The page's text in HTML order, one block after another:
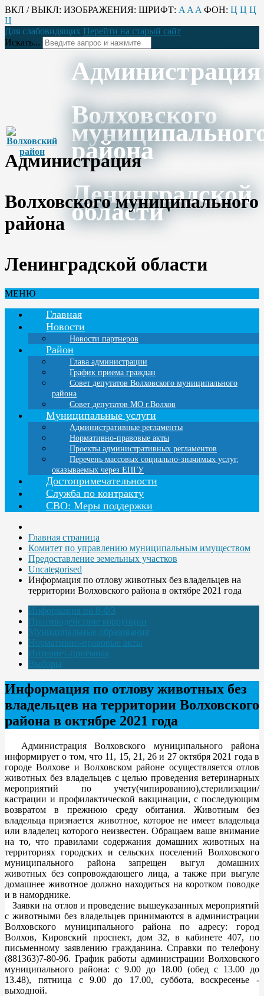
ВКЛ / ВЫКЛ: ИЗОБРАЖЕНИЯ: ШРИФТ: A A A ФОН: Ц Ц Ц
Ц
Для слабовидящих Перейти на старый сайт
Искать...
Администрация
Волховского
района
Ленинградской
области
Администрация
Волховского муниципального
района
Ленинградской области
МЕНЮ
Главная
Новости
Новости партнеров
Район
Глава администрации
График приема граждан
Совет депутатов Волховского муниципального
района
Совет депутатов МО г.Волхов
Муниципальные услуги
Административные регламенты
Нормативно-правовые акты
Проекты административных регламентов
Перечень массовых социально-значимых услуг,
оказываемых через ЕПГУ
Достопримечательности
Служба по контракту
СВО: Меры поддержки
Главная страница
Комитет по управлению муниципальным имуществом
Предоставление земельных участков
Uncategorised
Информация по отлову животных без владельцев на
территории Волховского района в октябре 2021 года
Информация по 8-ФЗ
Противодействие коррупции
Муниципальные образования
Нормативно-правовые акты
Интернет-приёмная
Выборы
Информация по отлову животных без
владельцев на территории Волховского
района в октябре 2021 года
Администрация Волховского муниципального района
информирует о том, что 11, 15, 21, 26 и 27 октября 2021 года в
городе Волхове и Волховском районе осуществляется отлов
животных без владельцев с целью проведения ветеринарных
мероприятий по учету(чипированию),стерилизации/
кастрации и профилактической вакцинации, с последующим
возвратом в прежнюю среду обитания. Животным без
владельца признается животное, которое не имеет владельца
или владелец которого неизвестен. Обращаем ваше внимание
на то, что правилами содержания домашних животных на
территориях городских и сельских поселений Волховского
муниципального района запрещен выгул домашних
животных без сопровождающего лица, а также при выгуле
домашнее животное должно находиться на коротком поводке
и в наморднике.
Заявки на отлов и проведение вышеуказанных мероприятий
с животными без владельцев принимаются в администрации
Волховского муниципального района по адресу: город
Волхов, Кировский проспект, дом 32, в кабинете 407, по
письменному заявлению гражданина. Справки по телефону
(881363)7-80-96. График работы администрации Волховского
муниципального района: с 9.00 до 18.00 (обед с 13.00 до
13.48), пятница с 9.00 до 17.00, суббота, воскресенье -
выходной.